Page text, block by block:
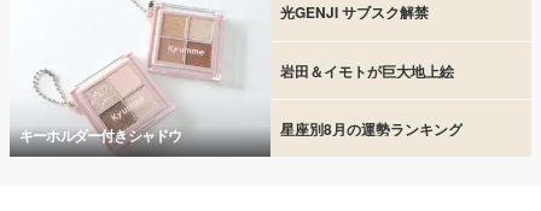
キーホルダー付きシャドウ
光GENJI サブスク解禁
岩田＆イモトが巨大地上絵
星座別8月の運勢ランキング